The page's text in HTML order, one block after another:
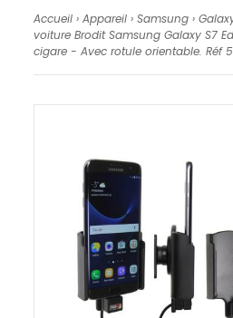
Accueil ›Appareil ›Samsung ›
voiture Brodit Samsung Galaxy S7
cigare - Avec rotule orientable. Réf